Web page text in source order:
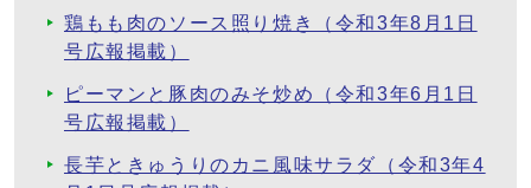
鶏もも肉のソース照り焼き（令和3年8月1日
号広報掲載）
ピーマンと豚肉のみそ炒め（令和3年6月1日
号広報掲載）
長芋ときゅうりのカニ風味サラダ（令和3年4